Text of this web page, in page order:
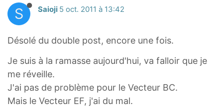
b
c⃗
+
c
a⃗
+
a
c⃗
S Saioji 5 oct. 2011 à 13:42
Désolé du double post, encore une fois.
Je suis à la ramasse aujourd'hui, va falloir que je
me réveille.
J'ai pas de problème pour le Vecteur BC.
Mais le Vecteur EF, j'ai du mal.